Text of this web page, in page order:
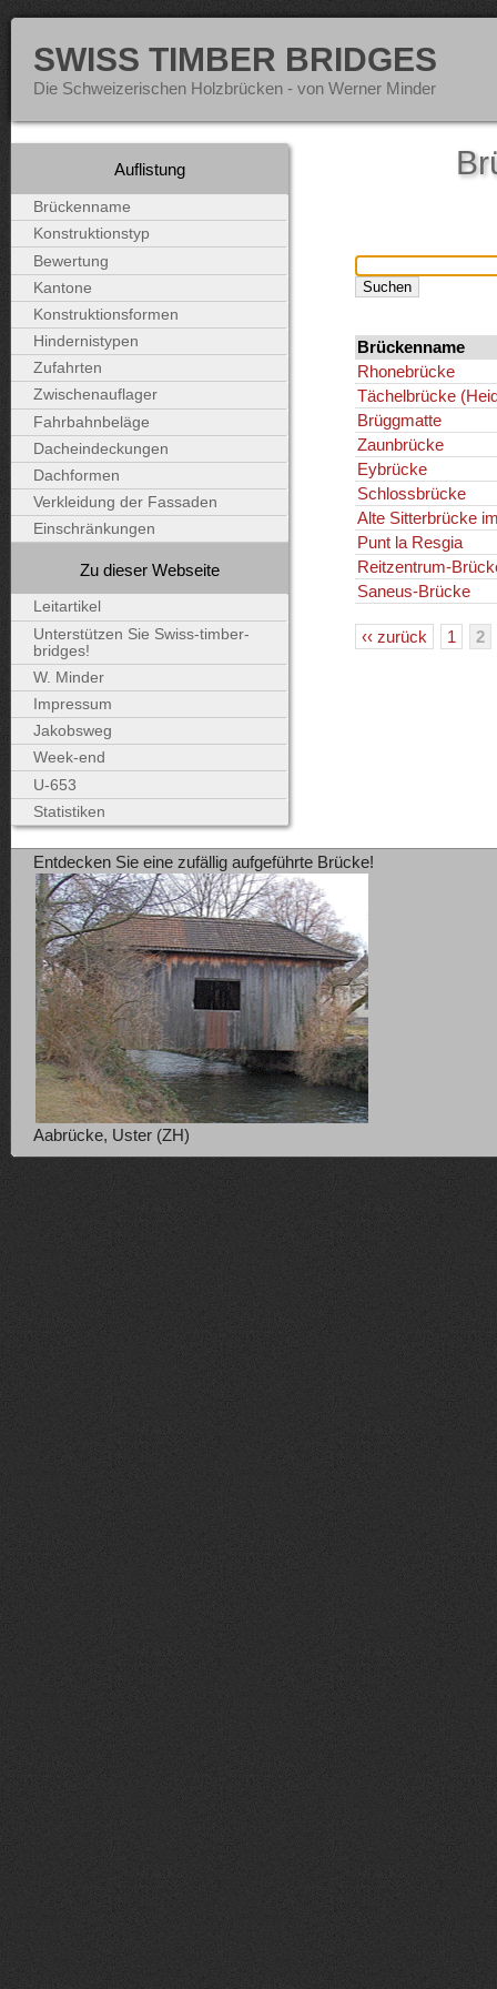
SWISS TIMBER BRIDGES
Die Schweizerischen Holzbrücken - von Werner Minder
Brückenname
Rhonebrücke
Tächelbrücke
Brüggmatte
Zaunbrücke
Eybrücke
Schlossbrücke
Alte Sitterbrücke
Punt la Resgia
Reitzentrum-
Saneus-Brücke
‹‹ zurück 1 2
Auflistung
Brückenname
Konstruktionstyp
Bewertung
Kantone
Konstruktionsformen
Hindernistypen
Zufahrten
Zwischenauflager
Fahrbahnbeläge
Dacheindeckungen
Dachformen
Verkleidung der Fassaden
Einschränkungen
Zu dieser Webseite
Leitartikel
Unterstützen Sie Swiss-timber-
bridges!
W. Minder
Impressum
Jakobsweg
Week-end
U-653
Statistiken
Entdecken Sie eine zufällig aufgeführte Brücke!
Aabrücke, Uster (ZH)